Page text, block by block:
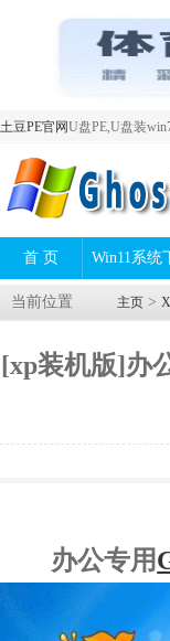
土豆PE官网U盘PE,U盘装
首 页 Win11系统
当前位置 主页 >
[xp装机版]办
办公专用